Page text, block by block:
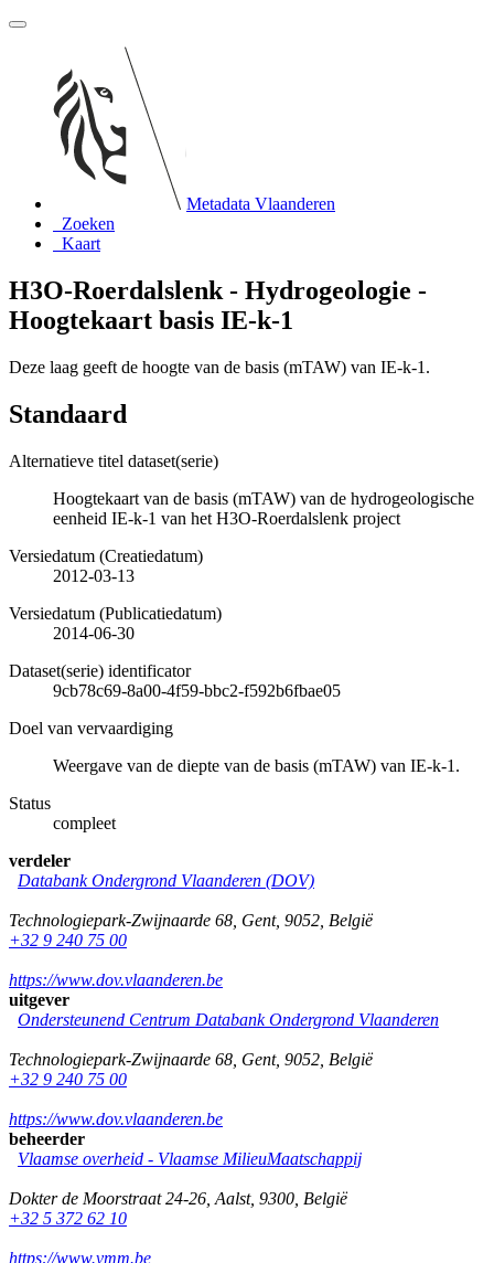
Metadata Vlaanderen
Zoeken
Kaart
H3O-Roerdalslenk - Hydrogeologie -
Hoogtekaart basis IE-k-1
Deze laag geeft de hoogte van de basis (mTAW) van IE-k-1.
Standaard
Alternatieve titel dataset(serie)
Hoogtekaart van de basis (mTAW) van de hydrogeologische
eenheid IE-k-1 van het H3O-Roerdalslenk project
Versiedatum (Creatiedatum)
2012-03-13
Versiedatum (Publicatiedatum)
2014-06-30
Dataset(serie) identificator
9cb78c69-8a00-4f59-bbc2-f592b6fbae05
Doel van vervaardiging
Weergave van de diepte van de basis (mTAW) van IE-k-1.
Status
compleet
verdeler
Databank Ondergrond Vlaanderen (DOV)
Technologiepark-Zwijnaarde 68 Gent, 9052 België
+32 9 240 75 00
https://www.dov.vlaanderen.be
uitgever
Ondersteunend Centrum Databank Ondergrond Vlaanderen
Technologiepark-Zwijnaarde 68 Gent, 9052 België
+32 9 240 75 00
https://www.dov.vlaanderen.be
beheerder
Vlaamse overheid - Vlaamse MilieuMaatschappij
Dokter de Moorstraat 24-26 Aalst, 9300 België
+32 5 372 62 10
https://www.vmm.be